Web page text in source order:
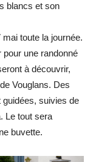
blancs et son
toute la journée.
une randonné
à découvrir,
Vouglans. Des
suivies de
Le tout sera
buvette.